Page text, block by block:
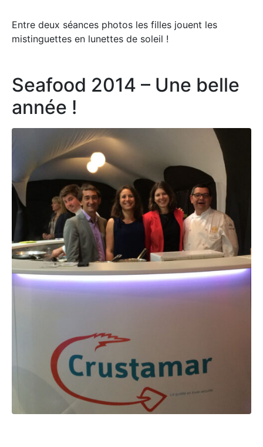
Entre deux séances photos les filles jouent les
mistinguettes en lunettes de soleil !
Seafood 2014 – Une belle
année !